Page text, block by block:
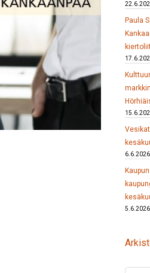
Paula
6.6.2026
5.6.2026